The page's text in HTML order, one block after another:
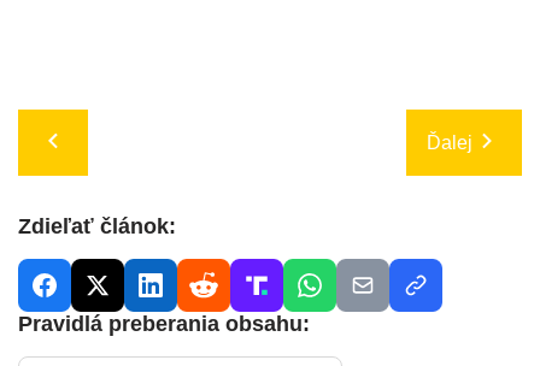
Ďalej
Zdieľať článok:
Pravidlá preberania obsahu: